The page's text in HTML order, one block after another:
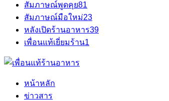
สัมภาษณ์พูดคุย81
สัมภาษณ์มือใหม่23
หลังเปิดร้านอาหาร39
เพื่อนแท้เยี่ยมร้าน1
หน้าหลัก
ข่าวสาร